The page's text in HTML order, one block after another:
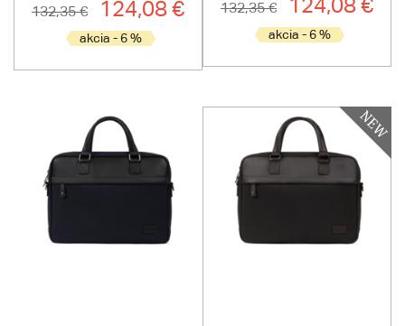
132,35 € 124,08 €
akcia - 6 %
132,35 €
akcia - 6 %